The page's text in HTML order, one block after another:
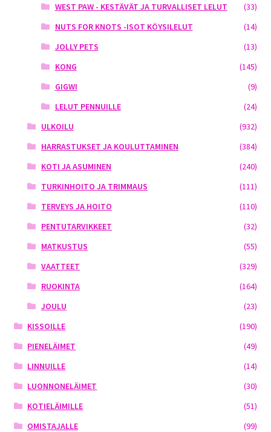
WEST PAW - KESTÄVÄT JA TURVALLISET LELUT
(33)
NUTS FOR KNOTS -ISOT KÖYSILELUT
(14)
JOLLY PETS
(13)
KONG
(145)
GIGWI
(9)
LELUT PENNUILLE
(24)
ULKOILU
(932)
HARRASTUKSET JA KOULUTTAMINEN
(384)
KOTI JA ASUMINEN
(240)
TURKINHOITO JA TRIMMAUS
(111)
TERVEYS JA HOITO
(110)
PENTUTARVIKKEET
(32)
MATKUSTUS
(55)
VAATTEET
(329)
RUOKINTA
(164)
JOULU
(23)
KISSOILLE
(190)
PIENELÄIMET
(49)
LINNUILLE
(14)
LUONNONELÄIMET
(30)
KOTIELÄIMILLE
(51)
OMISTAJALLE
(99)